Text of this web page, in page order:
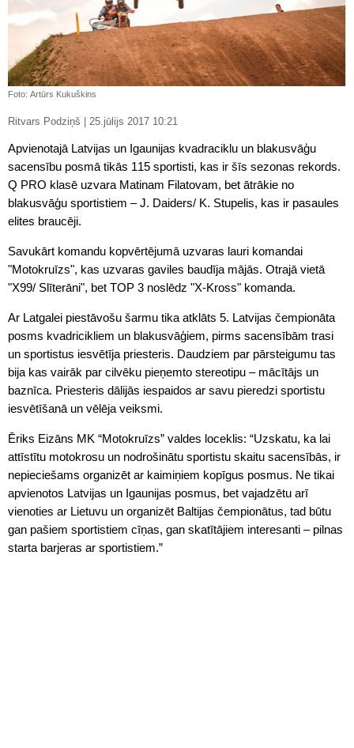
Foto: Artūrs Kukuškins
Ritvars Podziņš | 25.jūlijs 2017 10:21
Apvienotajā Latvijas un Igaunijas kvadraciklu un blakusvāģu
sacensību posmā tikās 115 sportisti, kas ir šīs sezonas rekords.
Q PRO klasē uzvara Matinam Filatovam, bet ātrākie no
blakusvāģu sportistiem – J. Daiders/ K. Stupelis, kas ir pasaules
elites braucēji.
Savukārt komandu kopvērtējumā uzvaras lauri komandai
"Motokruīzs", kas uzvaras gaviles baudīja mājās. Otrajā vietā
"X99/ Slīterāni", bet TOP 3 noslēdz "X-Kross" komanda.
Ar Latgalei piestāvošu šarmu tika atklāts 5. Latvijas čempionāta
posms kvadricikliem un blakusvāģiem, pirms sacensībām trasi
un sportistus iesvētīja priesteris. Daudziem par pārsteigumu tas
bija kas vairāk par cilvēku pieņemto stereotipu – mācītājs un
baznīca. Priesteris dālijās iespaidos ar savu pieredzi sportistu
iesvētīšanā un vēlēja veiksmi.
Ēriks Eizāns MK “Motokruīzs” valdes loceklis: “Uzskatu, ka lai
attīstītu motokrosu un nodrošinātu sportistu skaitu sacensībās, ir
nepieciešams organizēt ar kaimiņiem kopīgus posmus. Ne tikai
apvienotos Latvijas un Igaunijas posmus, bet vajadzētu arī
vienoties ar Lietuvu un organizēt Baltijas čempionātus, tad būtu
gan pašiem sportistiem cīņas, gan skatītājiem interesanti – pilnas
starta barjeras ar sportistiem.”